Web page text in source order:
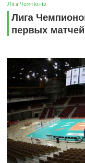
Ліга Чемпіонів
Лига
первых